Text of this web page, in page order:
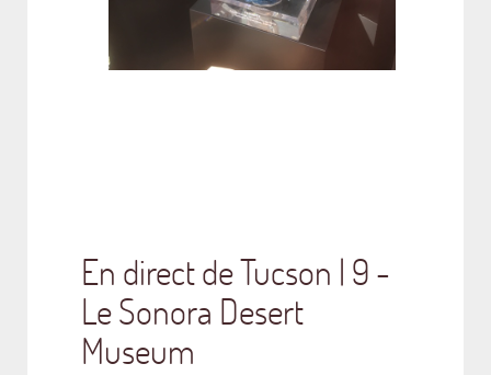
En direct de Tucson | 9 -
Le Sonora Desert
Museum